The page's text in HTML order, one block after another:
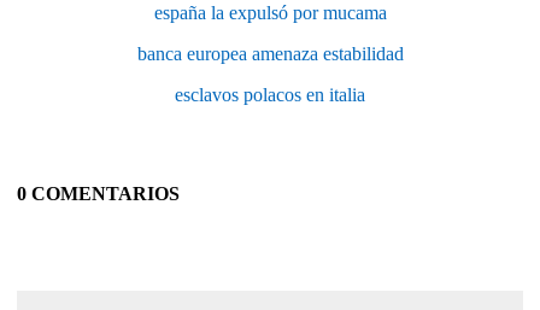
españa la expulsó por mucama
banca europea amenaza estabilidad
esclavos polacos en italia
0 COMENTARIOS